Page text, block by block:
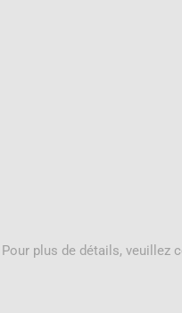
plus de détails, veuillez